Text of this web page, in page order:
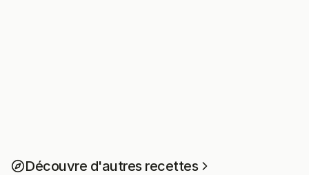
Découvre d'autres recettes